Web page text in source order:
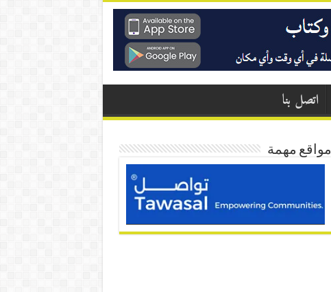
اتصل بنا
مواقع مهمة